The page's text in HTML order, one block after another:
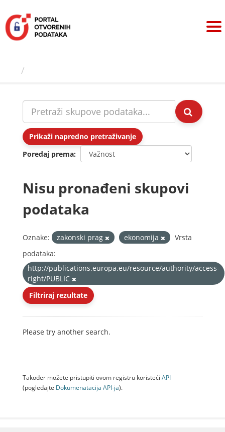
sadržaj
Prikaži napredno pretraživanje
Poredaj prema
Nisu pronađeni skupovi
podataka
Oznake: zakonski prag ekonomija
Vrsta
podataka:
http://publications.europa.eu/resource/authority/access-
right/PUBLIC
Filtriraj rezultate
Please try another search.
Također možete pristupiti ovom registru koristeći API
(pogledajte Dokumenаtаcijа API-jа).